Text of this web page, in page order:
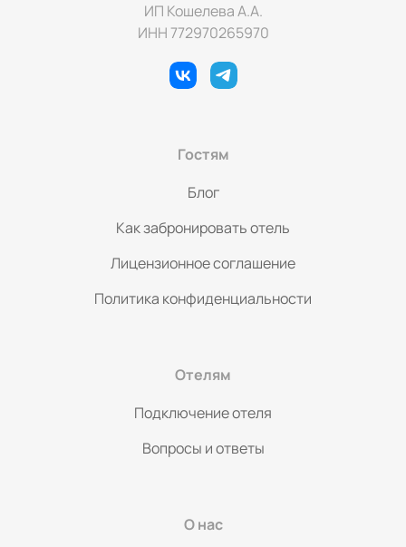
ИП Кошелева А.А.
ИНН 772970265970
Гостям
Блог
Как забронировать отель
Лицензионное соглашение
Политика конфиденциальности
Отелям
Подключение отеля
Вопросы и ответы
О нас